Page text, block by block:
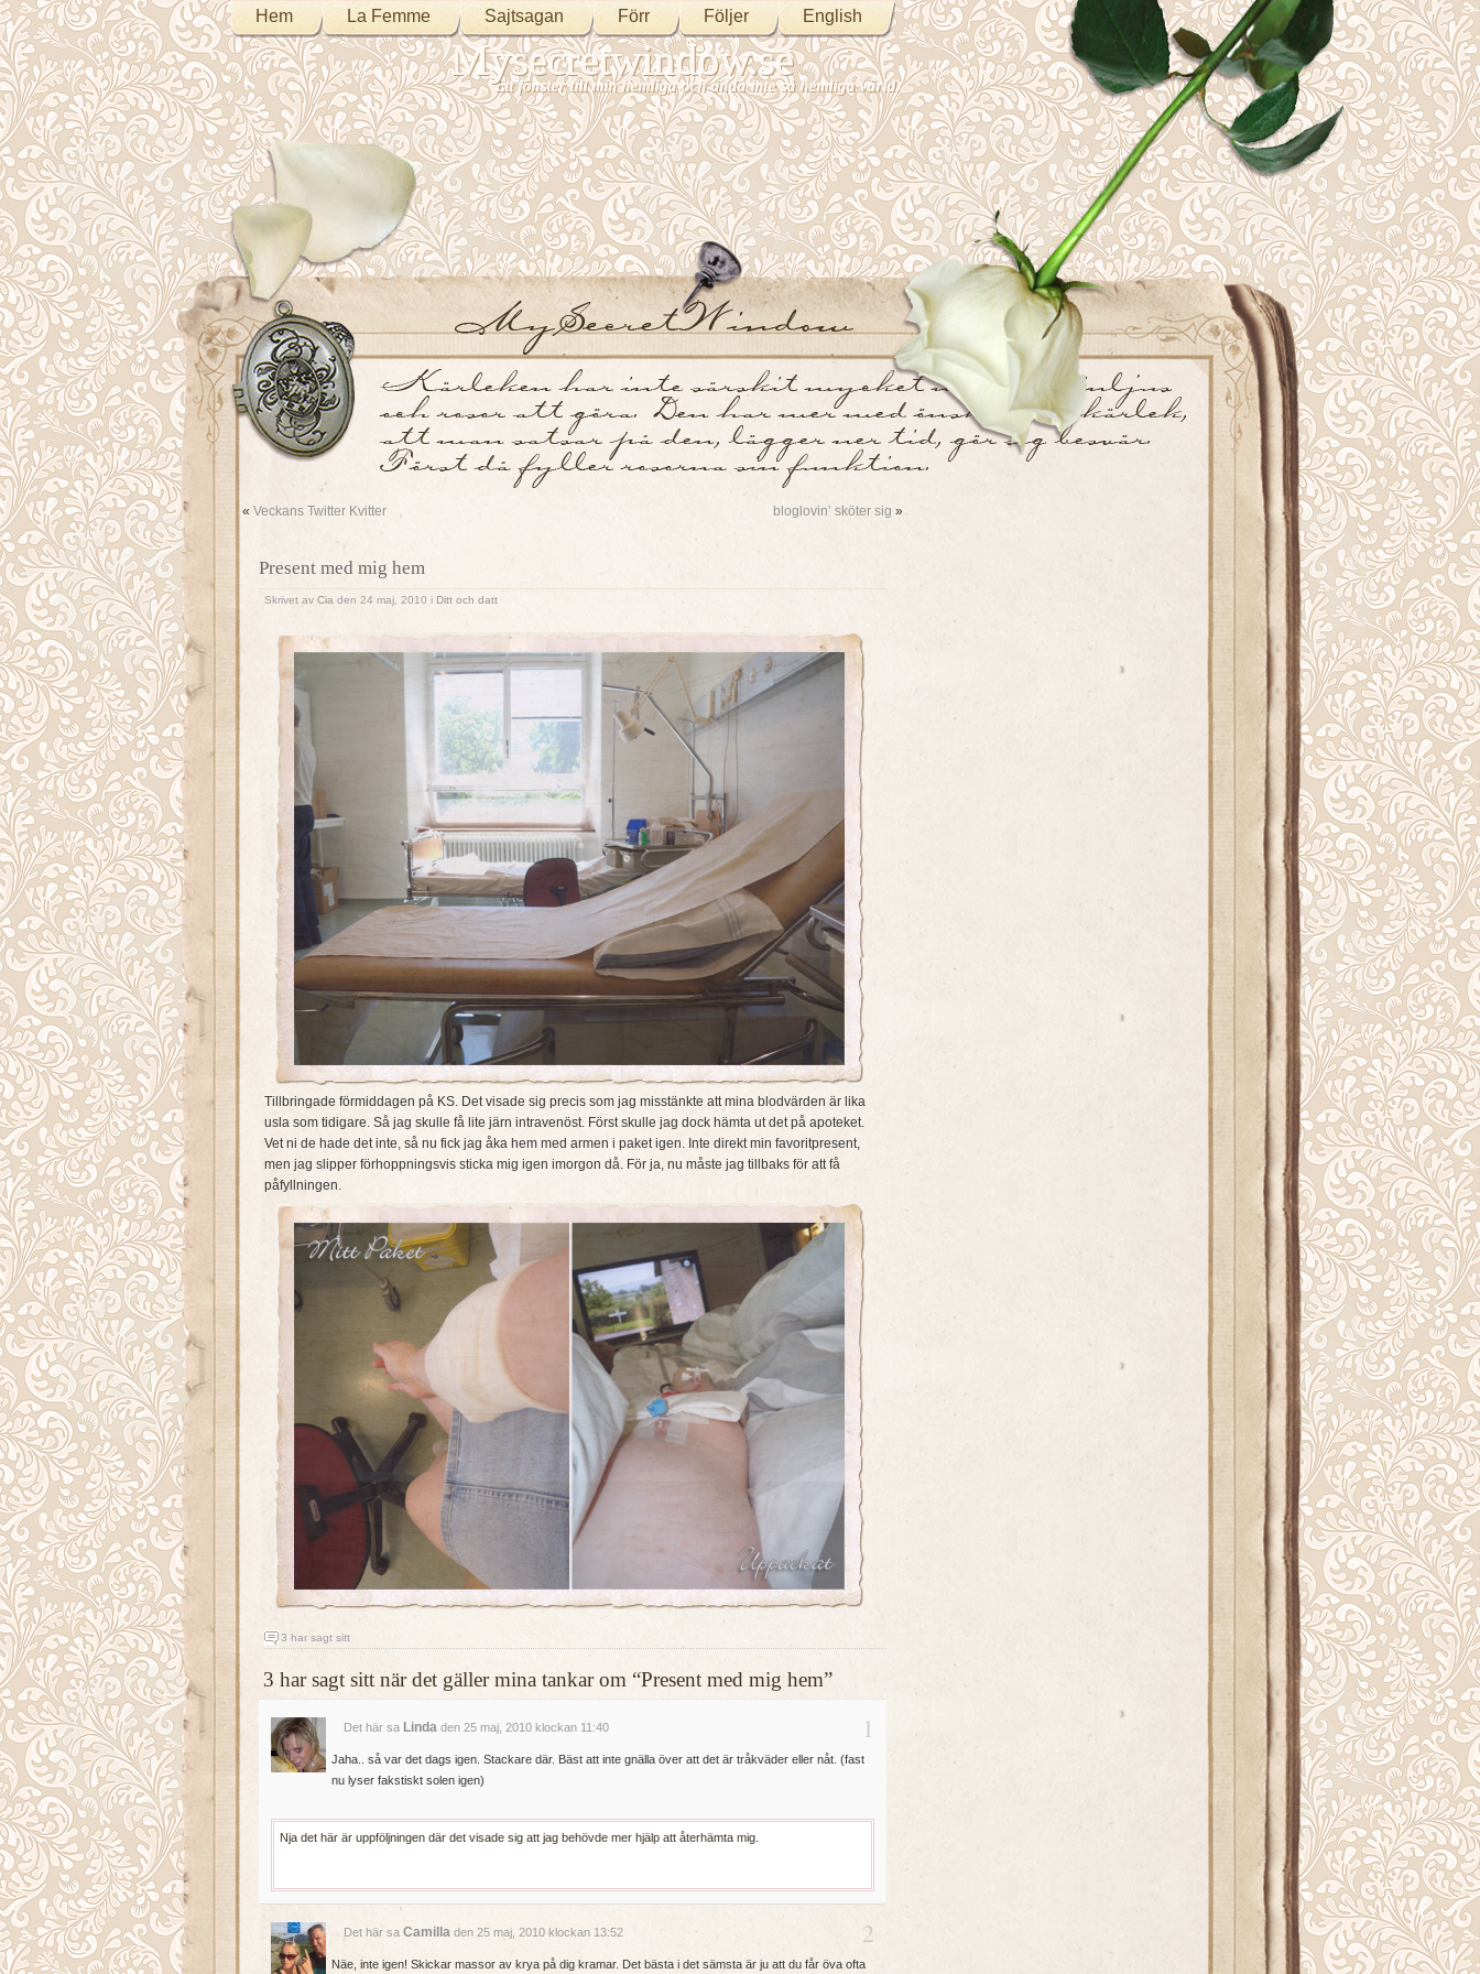
Hem La Femme Sajtsagan Förr Följer English
Mysecretwindow.se
Ett fönster till min hemliga och ändå inte så hemliga värld.
« Veckans Twitter Kvitter bloglovin’ sköter sig »
Present med mig hem
Skrivet av Cia den 24 maj, 2010 i Ditt och datt
Tillbringade förmiddagen på KS. Det visade sig precis som jag misstänkte att mina blodvärden är lika
usla som tidigare. Så jag skulle få lite järn intravenöst. Först skulle jag dock hämta ut det på apoteket.
Vet ni de hade det inte, så nu fick jag åka hem med armen i paket igen. Inte direkt min favoritpresent,
men jag slipper förhoppningsvis sticka mig igen imorgon då. För ja, nu måste jag tillbaks för att få
påfyllningen.
3 har sagt sitt
3 har sagt sitt när det gäller mina tankar om “Present med mig hem”
Det här sa Linda den 25 maj, 2010 klockan 11:40 1
Jaha.. så var det dags igen. Stackare där. Bäst att inte gnälla över att det är tråkväder eller nåt. (fast
nu lyser fakstiskt solen igen)
Nja det här är uppföljningen där det visade sig att jag behövde mer hjälp att återhämta mig.
Det här sa Camilla den 25 maj, 2010 klockan 13:52 2
Näe, inte igen! Skickar massor av krya på dig kramar. Det bästa i det sämsta är ju att du får öva ofta